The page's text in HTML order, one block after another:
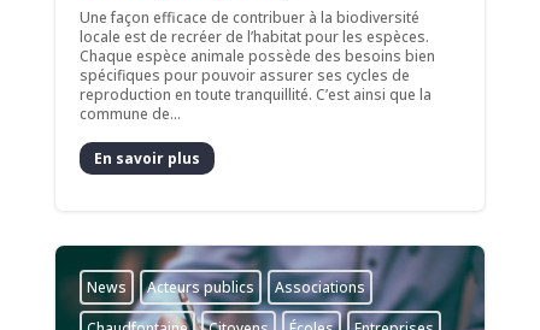
Une façon efficace de contribuer à la biodiversité
locale est de recréer de l’habitat pour les espèces.
Chaque espèce animale possède des besoins bien
spécifiques pour pouvoir assurer ses cycles de
reproduction en toute tranquillité. C’est ainsi que la
commune de...
En savoir plus
News Acteurs publics
Associations